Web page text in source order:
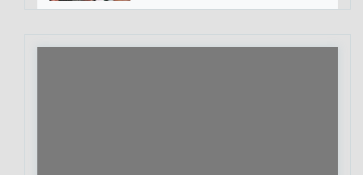
каждом бою, а Конор умеет